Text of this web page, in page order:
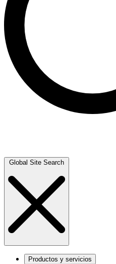
Global Site Search
Productos y servicios